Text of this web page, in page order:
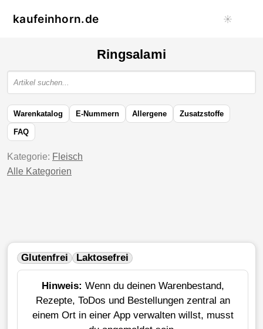
kaufeinhorn.de ☀️
Ringsalami
Warenkatalog E-Nummern Allergene Zusatzstoffe
FAQ
Kategorie: Fleisch
Alle Kategorien
Glutenfrei Laktosefrei
Hinweis: Wenn du deinen Warenbestand,
Rezepte, ToDos und Bestellungen zentral an
einem Ort in einer App verwalten willst, musst